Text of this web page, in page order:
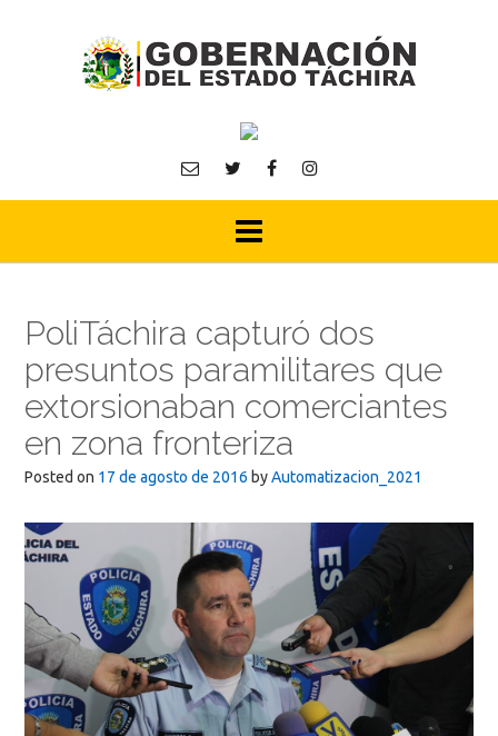
PoliTáchira capturó dos
presuntos paramilitares que
extorsionaban comerciantes
en zona fronteriza
Posted on 17 de agosto de 2016 byAutomatizacion_2021